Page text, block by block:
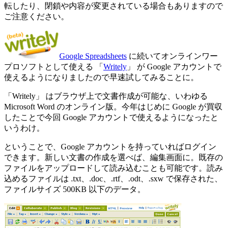
転したり、閉鎖や内容が変更されている場合もありますので
ご注意ください。
Google Spreadsheets に続いてオンラインワー
プロソフトとして使える 「 Writely 」 が Google アカウントで
使えるようになりましたので早速試してみることに。
「Writely」 はブラウザ上で文書作成が可能な、いわゆる
Microsoft Word のオンライン版。今年はじめに Google が買収
したことで今回 Google アカウントで使えるようになったと
いうわけ。
ということで、Google アカウントを持っていればログイン
できます。新しい文書の作成を選べば、編集画面に。既存の
ファイルをアップロードして読み込むことも可能です。読み
込めるファイルは .txt、.doc、.rtf、.odt、.sxw で保存された、
ファイルサイズ 500KB 以下のデータ。